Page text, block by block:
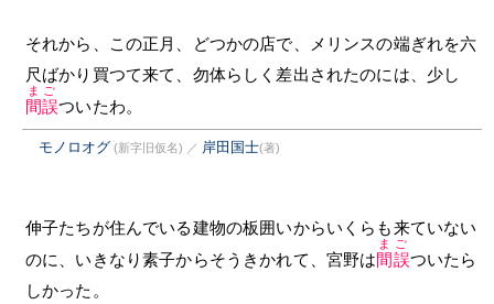
それから、この正月、どつかの店で、メリンスの端ぎれを六
尺ばかり買つて来て、勿体らしく差出されたのには、少し
間誤
まご
ついたわ。
モノロオグ (新字旧仮名) ／ 岸田国士(著)
伸子たちが住んでいる建物の板囲いからいくらも来ていない
のに、いきなり素子からそうきかれて、宮野は間誤
まご
ついたら
しかった。